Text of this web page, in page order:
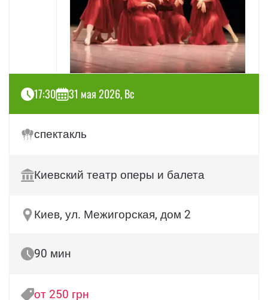
17:30 31 мая 2026, Вс
спектакль
Киевский театр оперы и балета
Киев, ул. Межигорская, дом 2
90 мин
от 250 грн